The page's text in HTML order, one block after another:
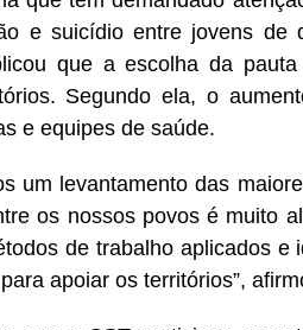
e suicídio entre jovens de
que a escolha da
Segundo ela, o
e equipes de saúde.
um levantamento das
os nossos povos é muito
de trabalho aplicados
apoiar os territórios”,